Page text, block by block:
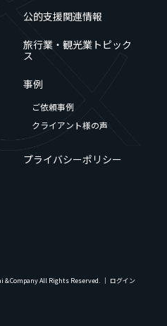
公的支援関連情報
旅行業・観光業トピック
ス
事例
ご依頼事例
クライアント様の声
プライバシーポリシー
Company All Rights Reserved. │ ログイン